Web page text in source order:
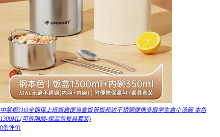
中掌柜316l全钢保上班族盒便当盒饭带饭邦达不锈钢便携多层学生盒小汤碗 本色
1300ML(可拆隔层-保温包餐具套装)
0条评价